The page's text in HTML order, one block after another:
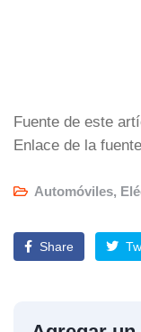
Fuente de este
Enlace de la
Automóviles,
Share